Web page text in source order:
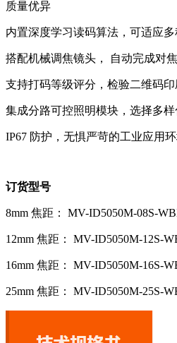
质量优异
内置深度学习读码算法，可适应
搭配机械调焦镜头， 自动完成对焦
支持打码等级评分，检验二维码
集成分路可控照明模块，选择多
IP67 防护，无惧严苛的工业应用
订货型号
8mm 焦距： MV-ID5050M-08S-
12mm 焦距： MV-ID5050M-12S-
16mm 焦距： MV-ID5050M-16S-
25mm 焦距： MV-ID5050M-25S-